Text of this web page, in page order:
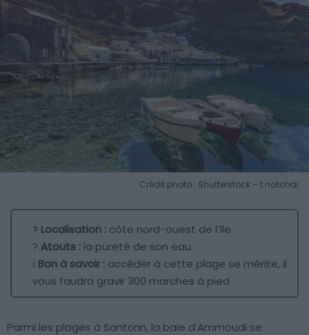
Crédit photo : Shutterstock – t.natchai
? Localisation : côte nord-ouest de l’île
? Atouts : la pureté de son eau
ℹ️ Bon à savoir : accéder à cette plage se mérite, il
vous faudra gravir 300 marches à pied
Parmi les plages à Santorin, la baie d’Ammoudi se